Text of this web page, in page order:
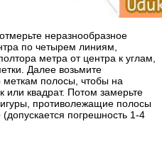
неразнообразное
по четырем линиям,
метра от центра к углам,
Далее возьмите
полосы, чтобы на
или квадрат. Потом замерьте
противолежащие полосы
погрешность 1-4